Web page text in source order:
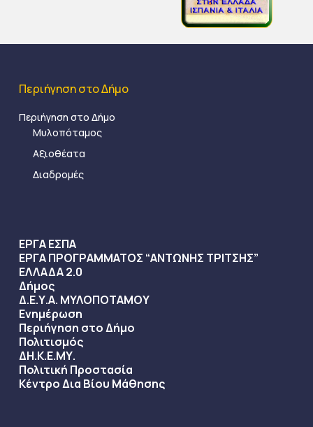
Περιήγηση στο Δήμο
Περιήγηση στο Δήμο
Μυλοπόταμος
Αξιοθέατα
Διαδρομές
ΕΡΓΑ ΕΣΠΑ
ΕΡΓΑ ΠΡΟΓΡΑΜΜΑΤΟΣ “ΑΝΤΩΝΗΣ ΤΡΙΤΣΗΣ”
ΕΛΛΑΔΑ 2.0
Δήμος
Δ.Ε.Υ.Α. ΜΥΛΟΠΟΤΑΜΟΥ
Ενημέρωση
Περιήγηση στο Δήμο
Πολιτισμός
ΔΗ.Κ.Ε.ΜΥ.
Πολιτική Προστασία
Κέντρο Δια Βίου Μάθησης